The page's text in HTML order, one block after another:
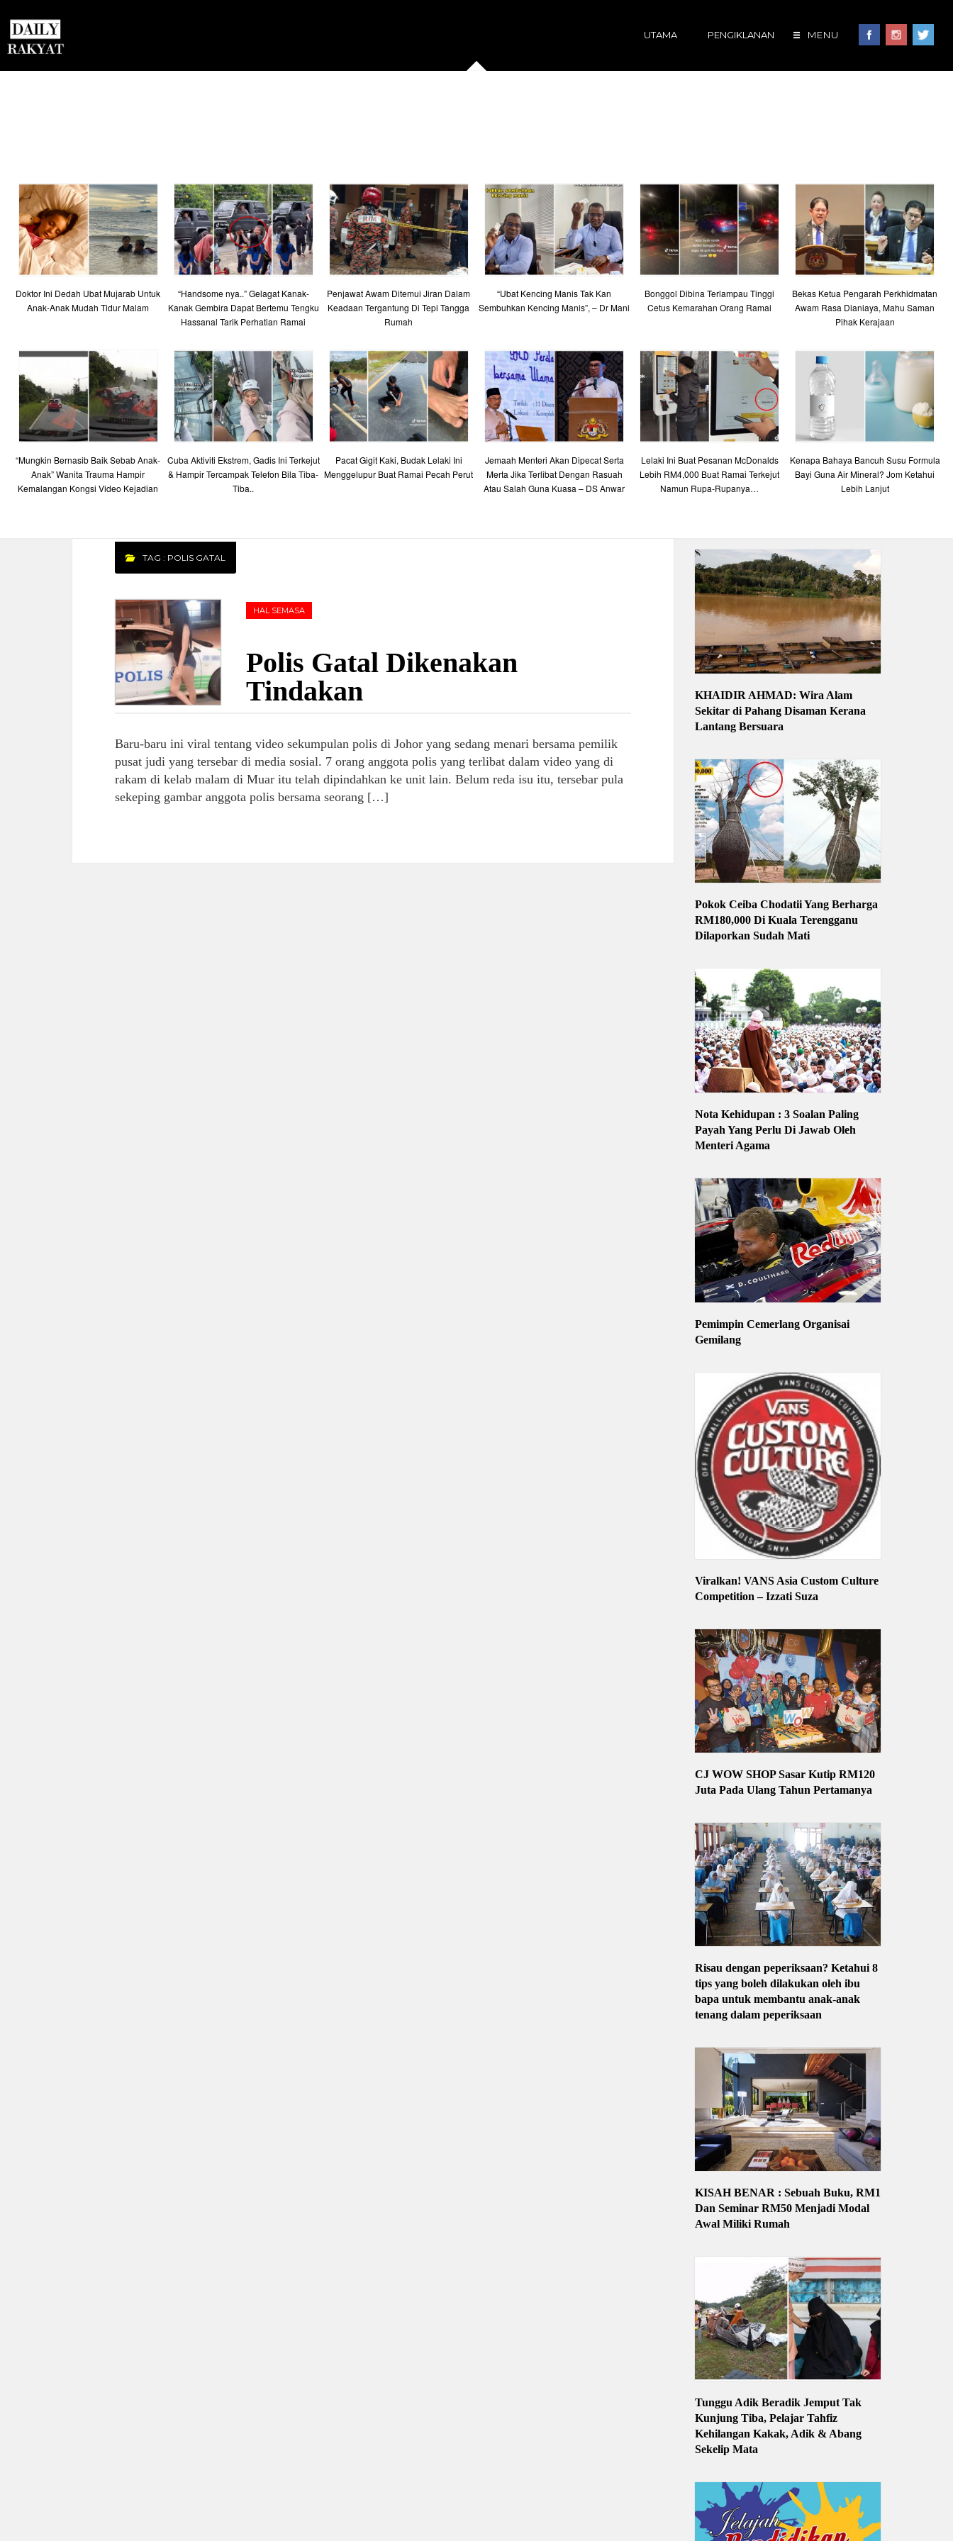
MENU
UTAMA PENGIKLANAN
Doktor Ini Dedah Ubat Mujarab Untuk
Anak-Anak Mudah Tidur Malam
“Handsome nya..” Gelagat Kanak-
Kanak Gembira Dapat Bertemu Tengku
Hassanal Tarik Perhatian Ramai
Penjawat Awam Ditemui Jiran Dalam
Keadaan Tergantung Di Tepi Tangga
Rumah
“Ubat Kencing Manis Tak Kan
Sembuhkan Kencing Manis”, – Dr Mani
Bonggol Dibina Terlampau Tinggi
Cetus Kemarahan Orang Ramai
Bekas Ketua Pengarah Perkhidmatan
Awam Rasa Dianiaya, Mahu Saman
Pihak Kerajaan
“Mungkin Bernasib Baik Sebab Anak-
Anak” Wanita Trauma Hampir
Kemalangan Kongsi Video Kejadian
Cuba Aktiviti Ekstrem, Gadis Ini Terkejut
& Hampir Tercampak Telefon Bila Tiba-
Tiba..
Pacat Gigit Kaki, Budak Lelaki Ini
Menggelupur Buat Ramai Pecah Perut
Jemaah Menteri Akan Dipecat Serta
Merta Jika Terlibat Dengan Rasuah
Atau Salah Guna Kuasa – DS Anwar
Lelaki Ini Buat Pesanan McDonalds
Lebih RM4,000 Buat Ramai Terkejut
Namun Rupa-Rupanya…
Kenapa Bahaya Bancuh Susu Formula
Bayi Guna Air Mineral? Jom Ketahui
Lebih Lanjut
TAG : POLIS GATAL
HAL SEMASA
Polis Gatal Dikenakan
Tindakan
Baru-baru ini viral tentang video sekumpulan polis di Johor yang sedang menari bersama pemilik
pusat judi yang tersebar di media sosial. 7 orang anggota polis yang terlibat dalam video yang di
rakam di kelab malam di Muar itu telah dipindahkan ke unit lain. Belum reda isu itu, tersebar pula
sekeping gambar anggota polis bersama seorang […]
KHAIDIR AHMAD: Wira Alam
Sekitar di Pahang Disaman Kerana
Lantang Bersuara
Pokok Ceiba Chodatii Yang Berharga
RM180,000 Di Kuala Terengganu
Dilaporkan Sudah Mati
Nota Kehidupan : 3 Soalan Paling
Payah Yang Perlu Di Jawab Oleh
Menteri Agama
Pemimpin Cemerlang Organisai
Gemilang
Viralkan! VANS Asia Custom Culture
Competition – Izzati Suza
CJ WOW SHOP Sasar Kutip RM120
Juta Pada Ulang Tahun Pertamanya
Risau dengan peperiksaan? Ketahui 8
tips yang boleh dilakukan oleh ibu
bapa untuk membantu anak-anak
tenang dalam peperiksaan
KISAH BENAR : Sebuah Buku, RM1
Dan Seminar RM50 Menjadi Modal
Awal Miliki Rumah
Tunggu Adik Beradik Jemput Tak
Kunjung Tiba, Pelajar Tahfiz
Kehilangan Kakak, Adik & Abang
Sekelip Mata